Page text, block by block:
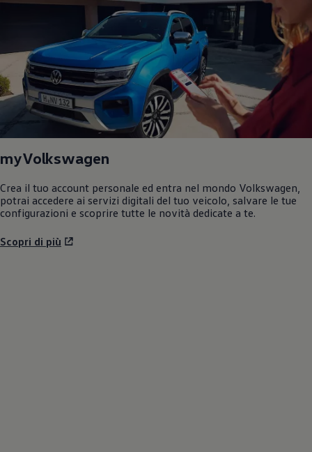
myVolkswagen
Crea il tuo account personale ed entra nel mondo Volkswagen
potrai accedere ai servizi digitali del tuo veicolo, salvare le tue
configurazioni e scoprire tutte le novità dedicate a te.
Scopri di più